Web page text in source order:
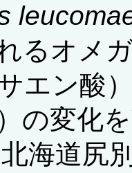
るオメ
エン酸
の変化
海道尻